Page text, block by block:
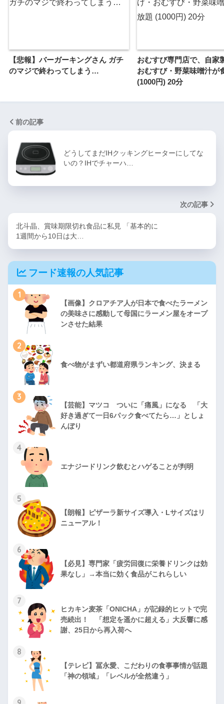
【悲報】バーガーキングさん ガチ
のマジで終わってしまう…
おむすび専門店で、自家
おむすび・野菜味噌汁が
(1000円) 20分
前の記事
どうしてまだIHクッキングヒーターにしてな
いの？IHでチャーハ…
次の記事
北斗晶、賞味期限切れ食品に私見 「基本的に
1週間から10日は大…
フード速報の人気記事
1
【画像】クロアチア人が日本で食べたラーメン
の美味さに感動して母国にラーメン屋をオープ
ンさせた結果
2
食べ物がまずい都道府県ランキング、決まる
3
【芸能】マツコ ついに「痛風」になる 「大
好き過ぎて一日6パック食べてたら…」としょ
んぼり
4
エナジードリンク飲むとハゲることが判明
5
【朗報】ピザーラ新サイズ導入・Lサイズはリ
ニューアル！
6
【必見】専門家「疲労回復に栄養ドリンクは効
果なし」→本当に効く食品がこれらしい
7
ヒカキン麦茶「ONICHA」が記録的ヒットで完
売続出！ 「想定を遥かに超える」大反響に感
謝、25日から再入荷へ
8
【テレビ】冨永愛、こだわりの食事事情が話題
「神の領域」「レベルが全然違う」